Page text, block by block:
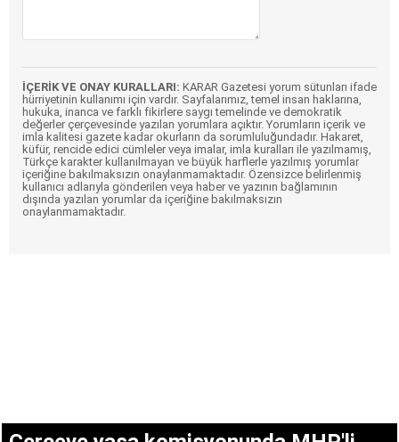
İÇERİK VE ONAY KURALLARI: KARAR Gazetesi yorum sütunları ifade
hürriyetinin kullanımı için vardır. Sayfalarımız, temel insan haklarına,
hukuka, inanca ve farklı fikirlere saygı temelinde ve demokratik
değerler çerçevesinde yazılan yorumlara açıktır. Yorumların içerik ve
imla kalitesi gazete kadar okurların da sorumluluğundadır. Hakaret,
küfür, rencide edici cümleler veya imalar, imla kuralları ile yazılmamış,
Türkçe karakter kullanılmayan ve büyük harflerle yazılmış yorumlar
içeriğine bakılmaksızın onaylanmamaktadır. Özensizce belirlenmiş
kullanıcı adlarıyla gönderilen veya haber ve yazının bağlamının
dışında yazılan yorumlar da içeriğine bakılmaksızın
onaylanmamaktadır.